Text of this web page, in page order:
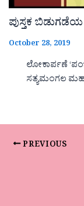
ಪುಸ್ತಕ
October 28, 2019
ಲೋಕಾರ್ಪಣೆ
ಸತ್ಯಮಂಗಲ
PREVIOUS